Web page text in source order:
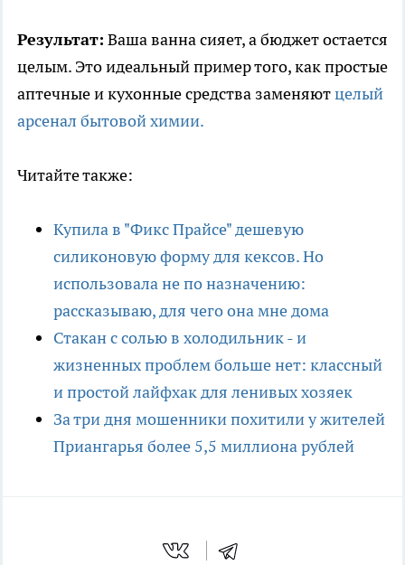
Результат: Ваша ванна сияет, а бюджет остается
целым. Это идеальный пример того, как простые
аптечные и кухонные средства заменяютцелый
арсенал бытовой химии.
Читайте также:
Купила в "Фикс Прайсе" дешевую
силиконовую форму для кексов. Но
использовала не по назначению:
рассказываю, для чего она мне дома
Стакан с солью в холодильник - и
жизненных проблем больше нет: классный
и простой лайфхак для ленивых хозяек
За три дня мошенники похитили у жителей
Приангарья более 5,5 миллиона рублей